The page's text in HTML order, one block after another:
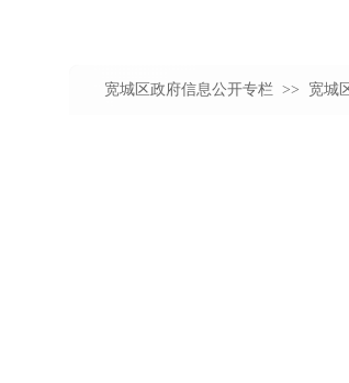
宽城区政府信息公开专栏 >> 宽城